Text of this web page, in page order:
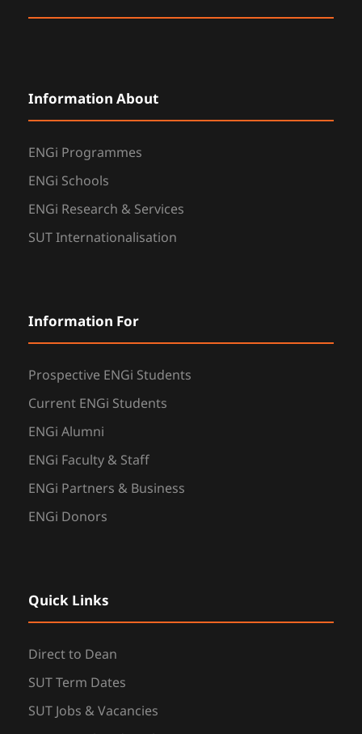
Information About
ENGi Programmes
ENGi Schools
ENGi Research & Services
SUT Internationalisation
Information For
Prospective ENGi Students
Current ENGi Students
ENGi Alumni
ENGi Faculty & Staff
ENGi Partners & Business
ENGi Donors
Quick Links
Direct to Dean
SUT Term Dates
SUT Jobs & Vacancies